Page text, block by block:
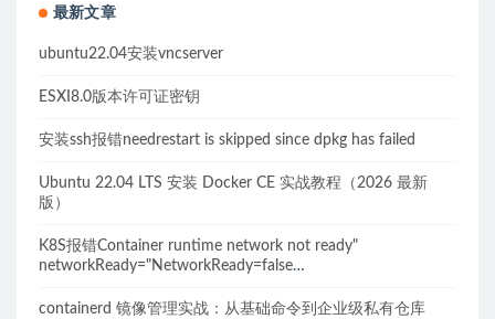
最新文章
ubuntu22.04安装vncserver
ESXI8.0版本许可证密钥
安装ssh报错needrestart is skipped since dpkg has failed
Ubuntu 22.04 LTS 安装 Docker CE 实战教程（2026 最新
版）
K8S报错Container runtime network not ready"
networkReady="NetworkReady=false
containerd 镜像管理实战：从基础命令到企业级私有仓库